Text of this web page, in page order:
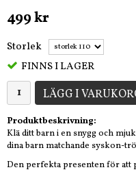
499 kr
Storlek
FINNS I LAGER
LÄGG I
Produktbeskrivning:
Klä ditt barn i en snygg och
dina barn matchande syskon-
Den perfekta presenten för att